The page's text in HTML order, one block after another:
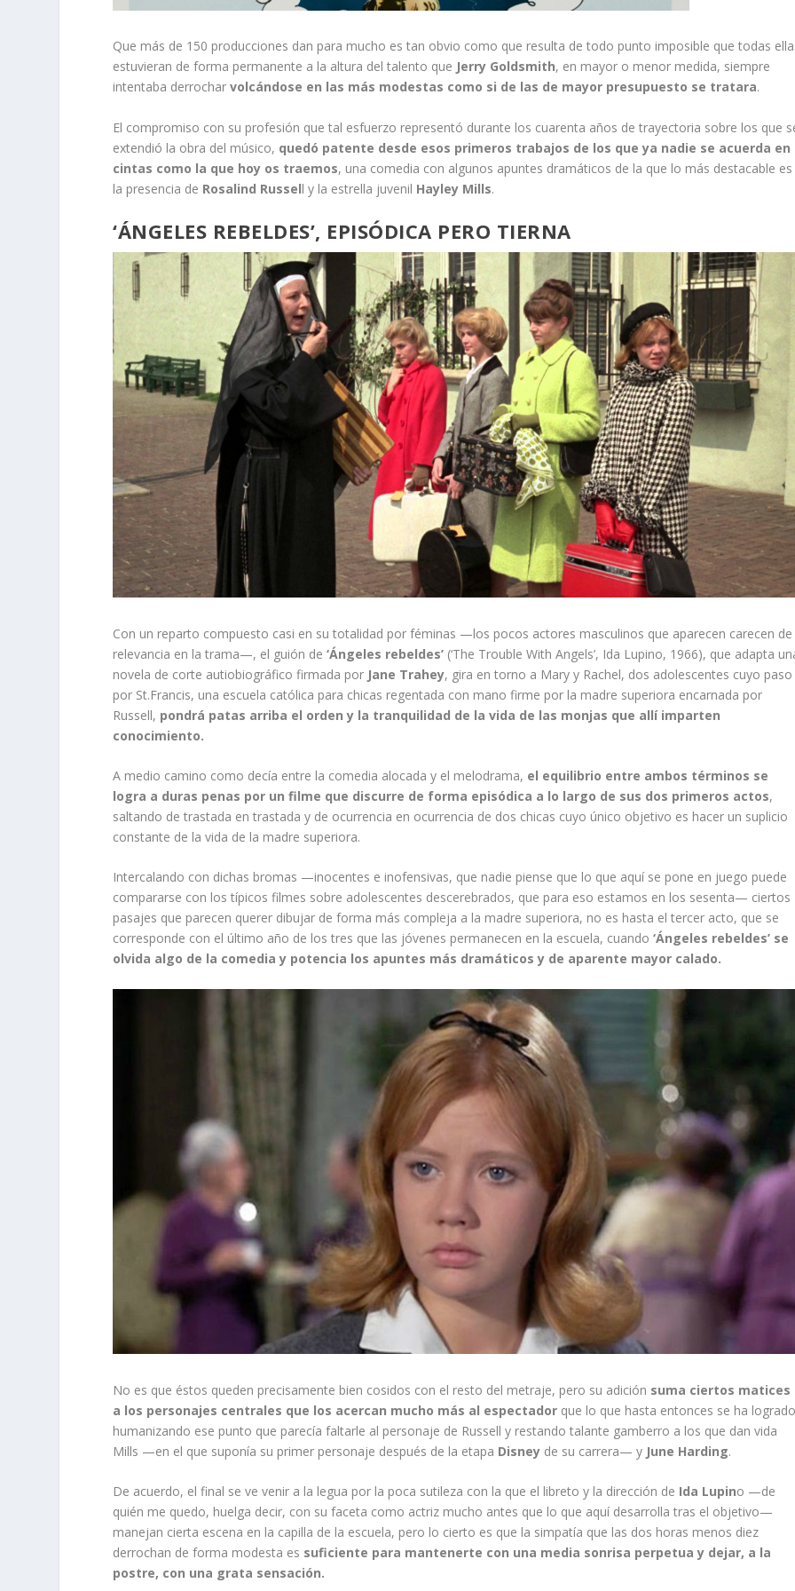
Que más de 150 producciones dan para mucho es tan obvio como que resulta de todo punto imposible que todas
estuvieran de forma permanente a la altura del talento que Jerry Goldsmith, en mayor o menor medida, siempre
intentaba derrocharvolcándose en las más modestas como si de las de mayor presupuesto se tratara.
El compromiso con su profesión que tal esfuerzo representó durante los cuarenta años de trayectoria sobre los que
extendió la obra del músico, quedó patente desde esos primeros trabajos de los que ya nadie se acuerda en
cintas como la que hoy os traemos, una comedia con algunos apuntes dramáticos de la que lo más destacable es
la presencia de Rosalind Russell y la estrella juvenil Hayley Mills.
‘ÁNGELES REBELDES’, EPISÓDICA PERO TIERNA
Con un reparto compuesto casi en su totalidad por féminas —los pocos actores masculinos que aparecen carecen de
relevancia en la trama—, el guión de‘Ángeles rebeldes’ (‘The Trouble With Angels’, Ida Lupino, 1966), que adapta
novela de corte autiobiográfico firmada por Jane Trahey, gira en torno a Mary y Rachel, dos adolescentes cuyo paso
por St.Francis, una escuela católica para chicas regentada con mano firme por la madre superiora encarnada por
Russell, pondrá patas arriba el orden y la tranquilidad de la vida de las monjas que allí imparten
conocimiento.
A medio camino como decía entre la comedia alocada y el melodrama, el equilibrio entre ambos términos se
logra a duras penas por un filme que discurre de forma episódica a lo largo de sus dos primeros actos,
saltando de trastada en trastada y de ocurrencia en ocurrencia de dos chicas cuyo único objetivo es hacer un suplicio
constante de la vida de la madre superiora.
Intercalando con dichas bromas —inocentes e inofensivas, que nadie piense que lo que aquí se pone en juego puede
compararse con los típicos filmes sobre adolescentes descerebrados, que para eso estamos en los sesenta— ciertos
pasajes que parecen querer dibujar de forma más compleja a la madre superiora, no es hasta el tercer acto, que se
corresponde con el último año de los tres que las jóvenes permanecen en la escuela, cuando‘Ángeles rebeldes’ se
olvida algo de la comedia y potencia los apuntes más dramáticos y de aparente mayor calado.
No es que éstos queden precisamente bien cosidos con el resto del metraje, pero su adición suma ciertos matices
a los personajes centrales que los acercan mucho más al espectador que lo que hasta entonces se ha
humanizando ese punto que parecía faltarle al personaje de Russell y restando talante gamberro a los que dan vida
Mills —en el que suponía su primer personaje después de la etapa Disney de su carrera— y June Harding.
De acuerdo, el final se ve venir a la legua por la poca sutileza con la que el libreto y la dirección de Ida Lupino —de
quién me quedo, huelga decir, con su faceta como actriz mucho antes que lo que aquí desarrolla tras el objetivo—
manejan cierta escena en la capilla de la escuela, pero lo cierto es que la simpatía que las dos horas menos diez
derrochan de forma modesta es suficiente para mantenerte con una media sonrisa perpetua y dejar, a la
postre, con una grata sensación.